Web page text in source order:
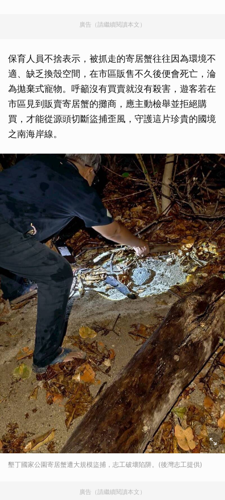
廣告（請繼續閱讀本文）
保育人員不捨表示，被抓走的寄居蟹往往因為環境不
適、缺乏換殼空間，在市區販售不久後便會死亡，淪
為拋棄式寵物。呼籲沒有買賣就沒有殺害，遊客若在
市區見到販賣寄居蟹的攤商，應主動檢舉並拒絕購
買，才能從源頭切斷盜捕歪風，守護這片珍貴的國境
之南海岸線。
墾丁國家公園寄居蟹遭大規模盜捕，志工破壞陷阱。(後灣志工提供)
廣告（請繼續閱讀本文）